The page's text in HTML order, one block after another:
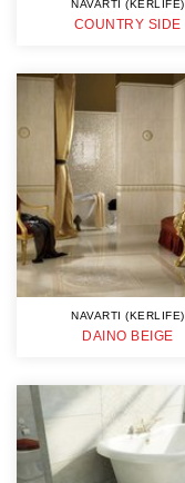
NAVARTI (KERLIFE)
COUNTRY SIDE
NAVARTI (KERLIFE)
DAINO BEIGE